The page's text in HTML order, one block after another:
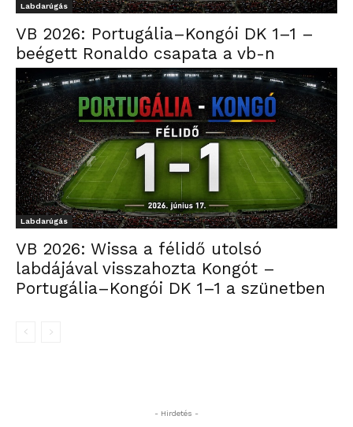
Labdarúgás
VB 2026: Portugália–Kongói DK 1–1 –
beégett Ronaldo csapata a vb-n
Labdarúgás
VB 2026: Wissa a félidő utolsó
labdájával visszahozta Kongót –
Portugália–Kongói DK 1–1 a szünetben
- Hirdetés -